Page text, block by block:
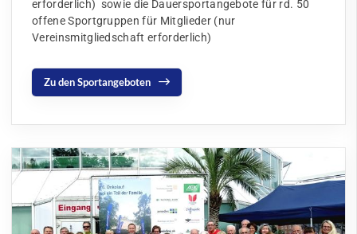
erforderlich) sowie die Dauersportangebote für rd. 50
offene Sportgruppen für Mitglieder (nur
Vereinsmitgliedschaft erforderlich)
Zu den Sportangeboten